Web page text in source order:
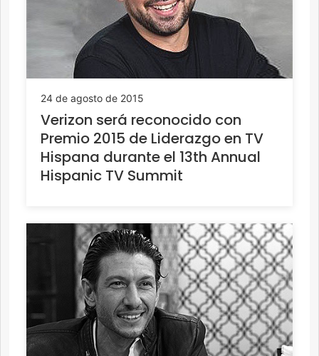
24 de agosto de 2015
Verizon será reconocido con
Premio 2015 de Liderazgo en TV
Hispana durante el 13th Annual
Hispanic TV Summit